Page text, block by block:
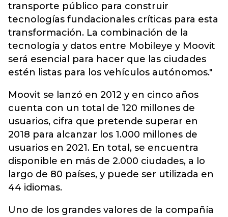
transporte público para construir
tecnologías fundacionales críticas para esta
transformación. La combinación de la
tecnología y datos entre Mobileye y Moovit
será esencial para hacer que las ciudades
estén listas para los vehículos autónomos."
Moovit se lanzó en 2012 y en cinco años
cuenta con un total de 120 millones de
usuarios, cifra que pretende superar en
2018 para alcanzar los 1.000 millones de
usuarios en 2021. En total, se encuentra
disponible en más de 2.000 ciudades, a lo
largo de 80 países, y puede ser utilizada en
44 idiomas.
Uno de los grandes valores de la compañía